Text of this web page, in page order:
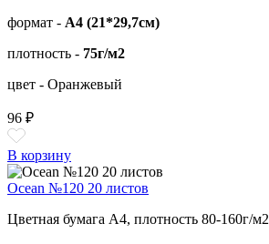
формат - А4 (21*29,7см)
плотность - 75г/м2
цвет - Оранжевый
96 ₽
В корзину
Ocean №120 20 листов
Цветная бумага А4, плотность 80-160г/м2